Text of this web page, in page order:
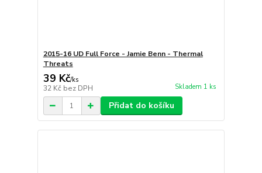
2015-16 UD Full Force - Jamie Benn - Thermal
Threats
39 Kč/ks
32 Kč bez DPH Skladem 1 ks
Přidat do košíku